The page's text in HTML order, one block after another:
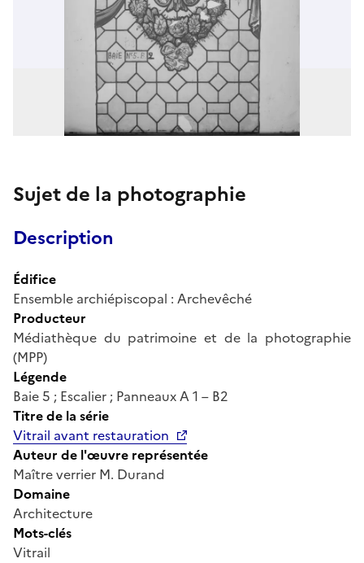
Sujet de la photographie
Description
Édifice
Ensemble archiépiscopal : Archevêché
Producteur
Médiathèque du patrimoine et de la photographie
(MPP)
Légende
Baie 5 ; Escalier ; Panneaux A 1 – B2
Titre de la série
Vitrail avant restauration
Auteur de l'œuvre représentée
Maître verrier M. Durand
Domaine
Architecture
Mots-clés
Vitrail